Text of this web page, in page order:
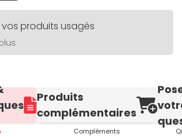
vos produits usagés
Produits
complémentaires
Compléments